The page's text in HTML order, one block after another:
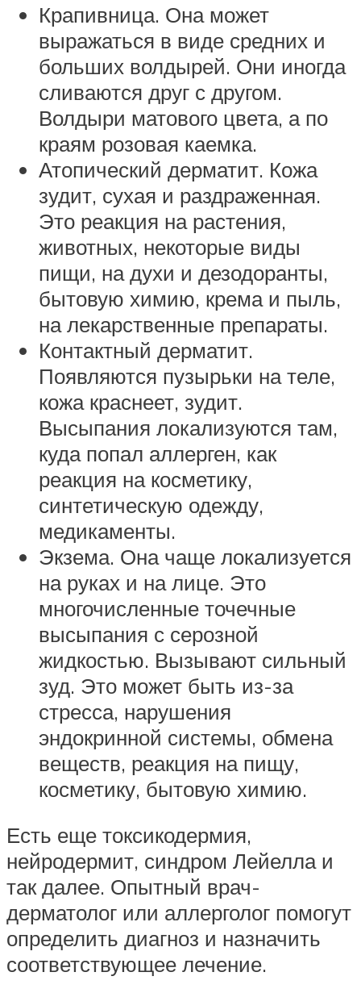
Крапивница. Она может
выражаться в виде средних и
больших волдырей. Они иногда
сливаются друг с другом.
Волдыри матового цвета, а по
краям розовая каемка.
Атопический дерматит. Кожа
зудит, сухая и раздраженная.
Это реакция на растения,
животных, некоторые виды
пищи, на духи и дезодоранты,
бытовую химию, крема и пыль,
на лекарственные препараты.
Контактный дерматит.
Появляются пузырьки на теле,
кожа краснеет, зудит.
Высыпания локализуются там,
куда попал аллерген, как
реакция на косметику,
синтетическую одежду,
медикаменты.
Экзема. Она чаще локализуется
на руках и на лице. Это
многочисленные точечные
высыпания с серозной
жидкостью. Вызывают сильный
зуд. Это может быть из-за
стресса, нарушения
эндокринной системы, обмена
веществ, реакция на пищу,
косметику, бытовую химию.
Есть еще токсикодермия,
нейродермит, синдром Лейелла и
так далее. Опытный врач-
дерматолог или аллерголог помогут
определить диагноз и назначить
соответствующее лечение.